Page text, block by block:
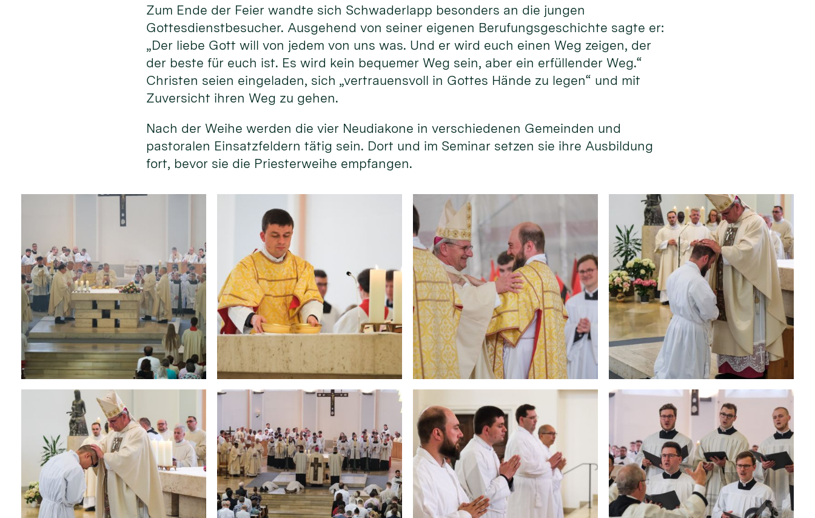
Zum Ende der Feier wandte sich Schwaderlapp besonders an die jungen
Gottesdienstbesucher. Ausgehend von seiner eigenen Berufungsgeschichte sagte er:
„Der liebe Gott will von jedem von uns was. Und er wird euch einen Weg zeigen, der
der beste für euch ist. Es wird kein bequemer Weg sein, aber ein erfüllender Weg.“
Christen seien eingeladen, sich „vertrauensvoll in Gottes Hände zu legen“ und mit
Zuversicht ihren Weg zu gehen.
Nach der Weihe werden die vier Neudiakone in verschiedenen Gemeinden und
pastoralen Einsatzfeldern tätig sein. Dort und im Seminar setzen sie ihre Ausbildung
fort, bevor sie die Priesterweihe empfangen.